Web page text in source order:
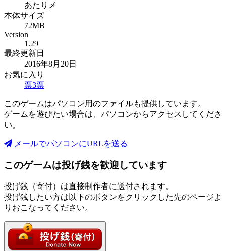
あたりメ
本体サイズ
72MB
Version
1.29
最終更新日
2016年8月20日
お気に入り
票3票
このゲームはパソコン用のファイルも提供しています。
ゲームを遊びたい場合は、パソコンからアクセスしてくださ
い。
メールでパソコンにURLを送る
このゲームは投げ銭を歓迎しています
投げ銭（寄付）は直接制作者に送付されます。
投げ銭したい方は以下のボタンをクリックした先のページよ
りおこなってください。